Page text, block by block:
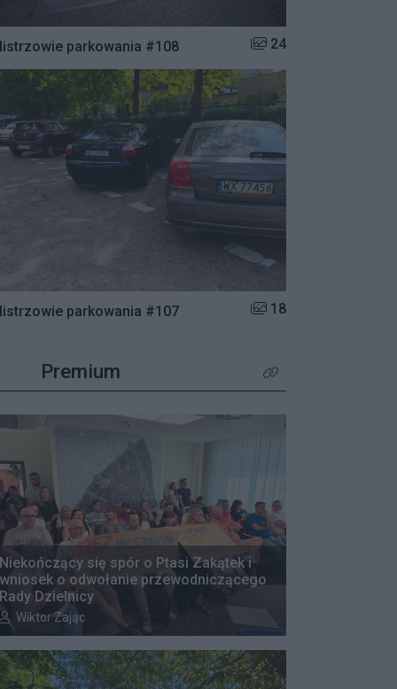
parkowania #108 Liczba zdjęć w galerii:
24
parkowania #107 Liczba zdjęć w galerii:
18
Premium Kliknij aby zobaczyć
Niekończący się spór o Ptasi Zakątek i
wniosek o odwołanie przewodniczącego
Rady Dzielnicy
Autor artykułu:
Wiktor Zając